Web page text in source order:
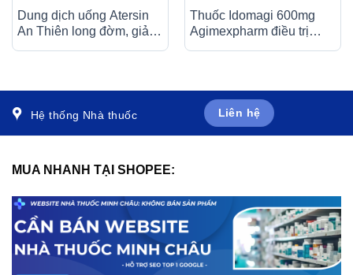
Dung dịch uống Atersin
An Thiên long đờm, giảm
Thuốc Idomagi 600mg
Agimexpharm điều trị
Hệ thống Nhà thuốc Liên hệ
MUA NHANH TẠI SHOPEE: